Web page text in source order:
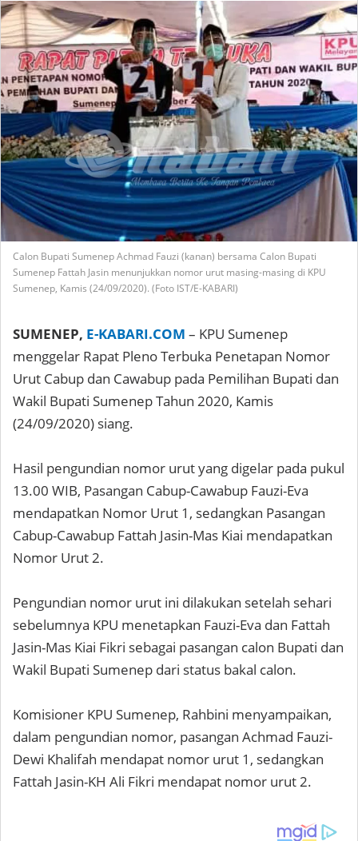
Calon Bupati Sumenep Achmad Fauzi (kanan) bersama Calon Bupati
Sumenep Fattah Jasin menunjukkan nomor urut masing-masing di KPU
Sumenep, Kamis (24/09/2020). (Foto IST/E-KABARI)
SUMENEP, E-KABARI.COM – KPU Sumenep
menggelar Rapat Pleno Terbuka Penetapan Nomor
Urut Cabup dan Cawabup pada Pemilihan Bupati dan
Wakil Bupati Sumenep Tahun 2020, Kamis
(24/09/2020) siang.
Hasil pengundian nomor urut yang digelar pada pukul
13.00 WIB, Pasangan Cabup-Cawabup Fauzi-Eva
mendapatkan Nomor Urut 1, sedangkan Pasangan
Cabup-Cawabup Fattah Jasin-Mas Kiai mendapatkan
Nomor Urut 2.
Pengundian nomor urut ini dilakukan setelah sehari
sebelumnya KPU menetapkan Fauzi-Eva dan Fattah
Jasin-Mas Kiai Fikri sebagai pasangan calon Bupati dan
Wakil Bupati Sumenep dari status bakal calon.
Komisioner KPU Sumenep, Rahbini menyampaikan,
dalam pengundian nomor, pasangan Achmad Fauzi-
Dewi Khalifah mendapat nomor urut 1, sedangkan
Fattah Jasin-KH Ali Fikri mendapat nomor urut 2.